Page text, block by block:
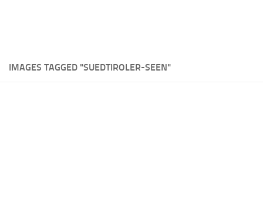
IMAGES TAGGED "SUEDTIROLER-SEEN"